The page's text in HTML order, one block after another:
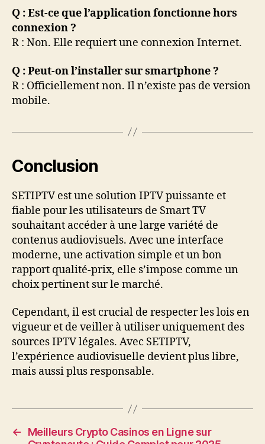
Q : Est-ce que l’application fonctionne hors
connexion ?
R : Non. Elle requiert une connexion Internet.
Q : Peut-on l’installer sur smartphone ?
R : Officiellement non. Il n’existe pas de version
mobile.
Conclusion
SETIPTV est une solution IPTV puissante et
fiable pour les utilisateurs de Smart TV
souhaitant accéder à une large variété de
contenus audiovisuels. Avec une interface
moderne, une activation simple et un bon
rapport qualité-prix, elle s’impose comme un
choix pertinent sur le marché.
Cependant, il est crucial de respecter les lois en
vigueur et de veiller à utiliser uniquement des
sources IPTV légales. Avec SETIPTV,
l’expérience audiovisuelle devient plus libre,
mais aussi plus responsable.
←
Meilleurs Crypto Casinos en Ligne sur